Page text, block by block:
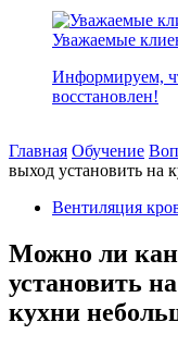
Уважаемые
Информируем,
восстановлен!
Главная Обучение
выход установить на
Вентиляция
Можно ли
установить
кухни